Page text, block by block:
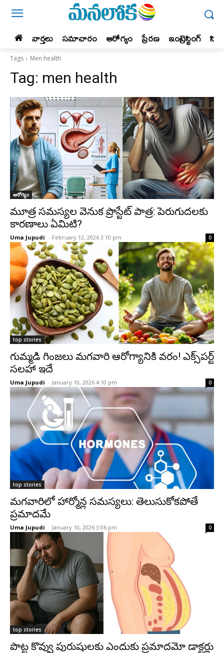
వార్తలు సమాచారం ఆరోగ్యం ప్రేర‌ణ‌ ఇంట్రెస్టింగ్‌
Tags Men health
Tag: men health
ఆరోగ్యం
మూత్ర సమస్యల వెనుక ప్రొస్టేట్ పాత్ర: పెరుగుదలకు
కారణాలు ఏమిటి?
Uma Jupudi - February 12, 2026 3:10 pm 0
top stories
గుమ్మడి గింజలు మగవారి ఆరోగ్యానికి వరం! ఎక్స్‌పర్ట్
సలహా ఇదే
Uma Jupudi - January 10, 2026 4:10 pm 0
top stories
మగవారిలో హార్మోన్ల సమస్యలు: తెలుసుకోకపోతే
ప్రమాదమే
Uma Jupudi - January 10, 2026 3:06 pm 0
top stories
పొట్ట కొవ్వు పురుషులకు ఎందుకు ప్రమాదమో డాక్టర్లు